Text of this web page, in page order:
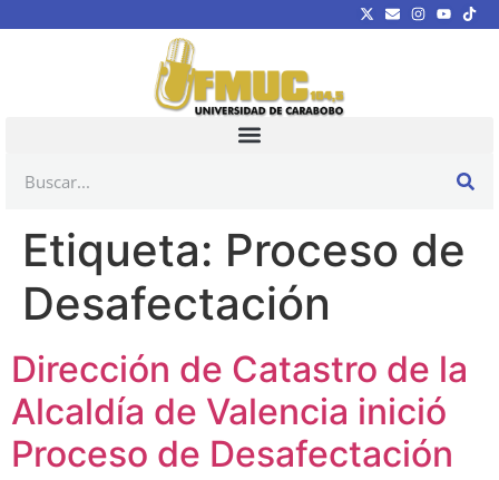
Etiqueta: Proceso de
Desafectación
Dirección de Catastro de la
Alcaldía de Valencia inició
Proceso de Desafectación